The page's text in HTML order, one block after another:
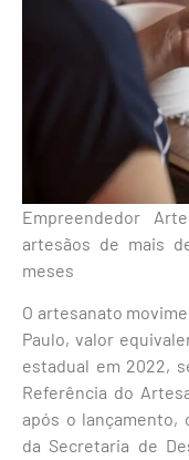
Empreendedor
artesãos de mais
meses
O artesanato
Paulo, valor
estadual em 2022,
Referência do
após o lançamento,
da Secretaria de